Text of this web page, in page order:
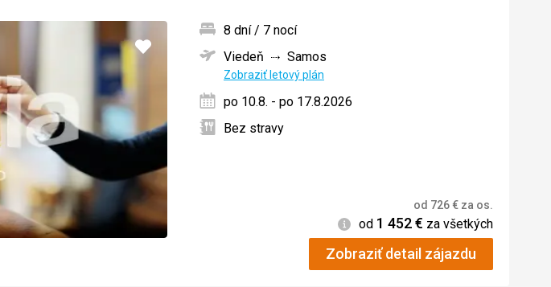
Pridať
8 dní / 7 nocí
Viedeň
Samos
Zobraziť letový plán
po 10.8. - po 17.8.2026
Bez stravy
od 726€ za os.
Informácie
od 1 452€ za všetkých
Zobraziť detail zájazdu